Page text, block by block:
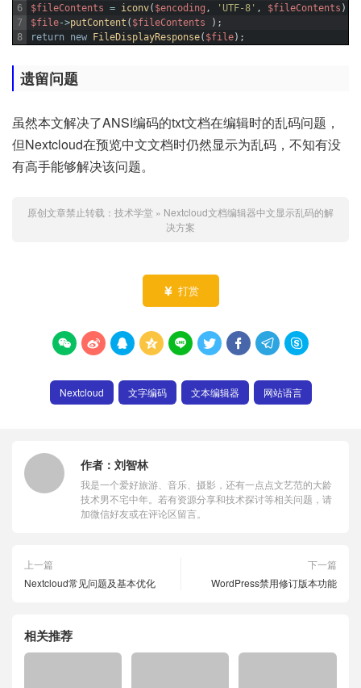
6
7
8
$fileContents = iconv( $encoding , 'UTF-8' , $fileContents )
$file->putContent ( $fileContents ) ;
return new FileDisplayResponse( $file) ;
遗留问题
虽然本文解决了ANSI编码的txt文档在编辑时的乱码问题，
但Nextcloud在预览中文文档时仍然显示为乱码，不知有没
有高手能够解决该问题。
原创文章禁止转载： 技术学堂 » Nextcloud文档编辑器中文显示乱码的解
决方案
 打赏
        
Nextcloud 文字编码 文本编辑器 网站语言
作者： 刘智林
我是一个爱好旅游、音乐、摄影，还有一点点文艺范的大龄
技术男不宅中年。若有资源分享和技术探讨等相关问题，请
加微信好友或在评论区留言。
上一篇
Nextcloud常见问题及基本优化
下一篇
WordPress禁用修订版本功能
相关推荐